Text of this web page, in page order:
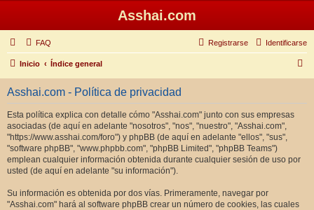
Asshai.com
FAQ Identificarse
Registrarse
Inicio Índice general
u
Asshai.com - Política de privacidad
Esta política explica con detalle cómo "Asshai.com" junto con sus empresas
asociadas (de aquí en adelante "nosotros", "nos", "nuestro", "Asshai.com",
"https://www.asshai.com/foro") y phpBB (de aquí en adelante "ellos", "sus",
"software phpBB", "www.phpbb.com", "phpBB Limited", "phpBB Teams")
emplean cualquier información obtenida durante cualquier sesión de uso por
usted (de aquí en adelante "su información").
Su información es obtenida por dos vías. Primeramente, navegar por
"Asshai.com" hará al software phpBB crear un número de cookies, las cuales